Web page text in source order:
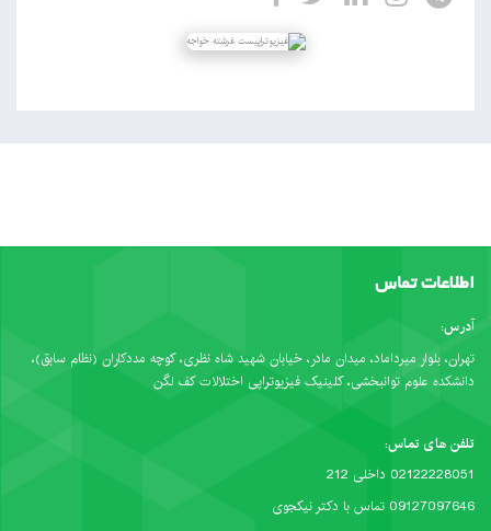
اطلاعات تماس
آدرس:
تهران، بلوار میرداماد، میدان مادر، خیابان شهید شاه نظری، کوچه مددکاران (نظام سابق)،
دانشکده علوم توانبخشی، کلینیک فیزیوتراپی اختلالات کف لگن
تلفن های تماس:
02122228051 داخلی 212
09127097646 تماس با دکتر نیکجوی